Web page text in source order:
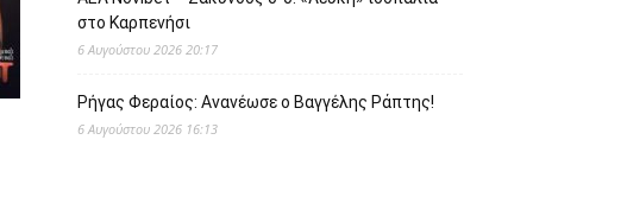
στο Καρπενήσι
6 Αυγούστου 2026 20:17
Ρήγας Φεραίος: Ανανέωσε ο Βαγγέλης Ράπτης!
6 Αυγούστου 2026 16:13